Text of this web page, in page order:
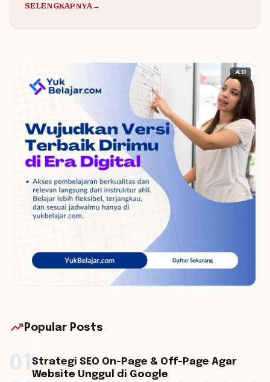
SELENGKAPNYA→
AD
trending_up Popular Posts
Strategi SEO On-Page & Off-Page Agar
Website Unggul di Google